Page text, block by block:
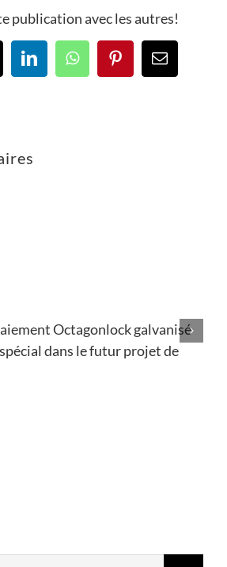
publication avec les autres!
Octagonlock galvanisé
dans le futur projet de